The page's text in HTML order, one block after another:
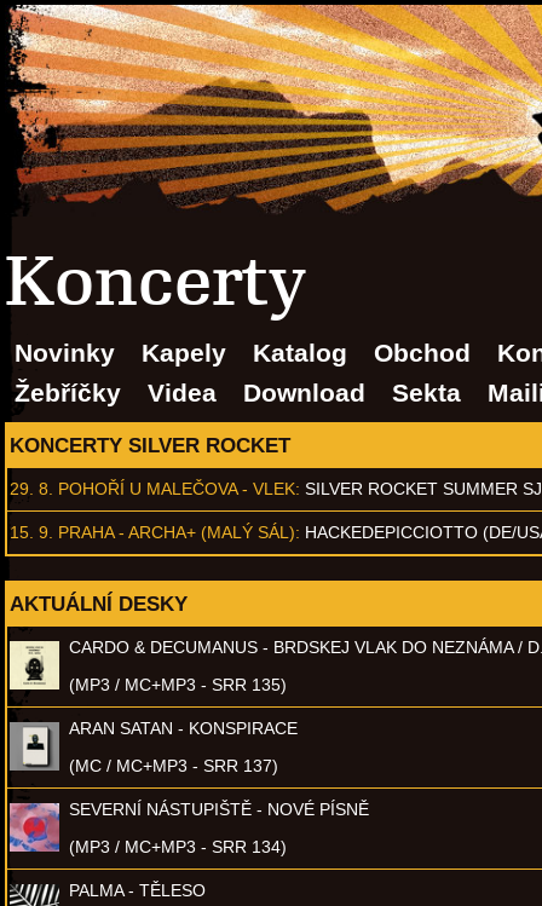
Koncerty
Novinky Kapely Katalog Obchod
Žebříčky
Videa Download Sekta
KONCERTY SILVER ROCKET
29. 8. POHOŘÍ U MALEČOVA - VLEK: SILVER ROCKET SUMMER
15. 9. PRAHA - ARCHA+ (MALÝ SÁL): HACKEDEPICCIOTTO (DE/
AKTUÁLNÍ DESKY
CARDO & DECUMANUS - BRDSKEJ VLAK DO NEZNÁMA /
(MP3 / MC+MP3 - SRR 135)
ARAN SATAN - KONSPIRACE
(MC / MC+MP3 - SRR 137)
SEVERNÍ NÁSTUPIŠTĚ - NOVÉ PÍSNĚ
(MP3 / MC+MP3 - SRR 134)
PALMA - TĚLESO